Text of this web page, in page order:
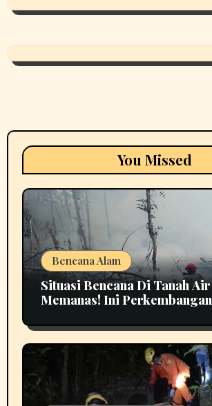
You Missed
Bencana Alam
Situasi Bencana Di Tanah Air
Memanas! Ini Perkembangan